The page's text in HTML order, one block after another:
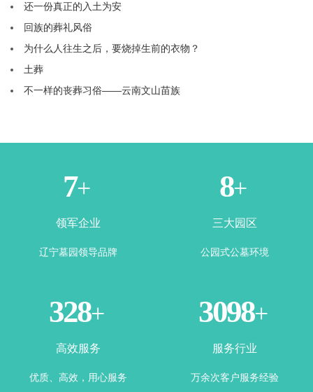
还一份真正的入土为安
回族的葬礼风俗
为什么人往生之后，要烧掉生前的衣物？
土葬
不一样的丧葬习俗——云南文山苗族
1+
领军企业
辽宁墓园领导品牌
3+
三大园区
公园式公墓环境
365+
高效服务
优质、高效，用心服务
3500+
服务行业
万余次客户服务经验